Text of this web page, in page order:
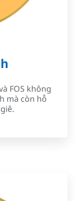
FOS không
mà còn hỗ